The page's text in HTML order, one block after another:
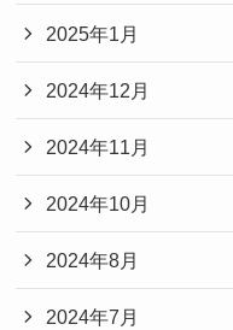
2025年1月
2024年12月
2024年11月
2024年10月
2024年8月
2024年7月